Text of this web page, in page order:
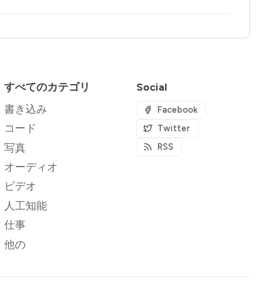
すべてのカテゴリ
書き込み
コード
写真
オーディオ
ビデオ
人工知能
仕事
他の
Social
Facebook
Twitter
RSS